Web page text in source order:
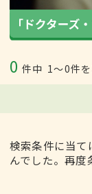
0 件中 1〜0件
検索条件に当て
んでした。再度